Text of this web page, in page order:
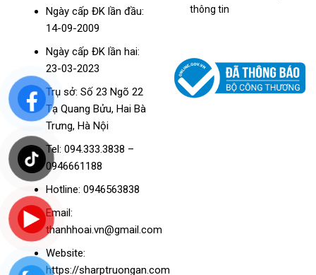
Ngày cấp ĐK lần đầu:
14-09-2009
Ngày cấp ĐK lần hai:
23-03-2023
Trụ sở: Số 23 Ngõ 22
Tạ Quang Bửu, Hai Bà
Trưng, Hà Nội
Tel: 094.333.3838 –
0946661188
Hotline: 0946563838
Email:
thanhhoai.vn@gmail.com
Website:
https://sharptruongan.com
thông tin